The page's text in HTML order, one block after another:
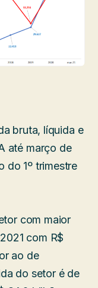
bruta, líquida e
até março de
do 1º trimestre
com maior
com R$
ao de
do setor é de